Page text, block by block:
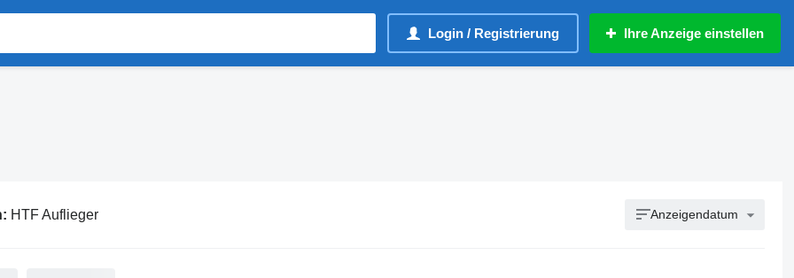
Login / Registrierung Ihre Anzeige einstellen
HTF Auflieger Anzeigendatum